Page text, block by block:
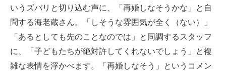
モノづくり技術者専門サイト
エレクトロニクス専門サイト
電子設計の基本と応用
いうズバリと切り込む声に、「再婚しなそうかな」と自
問する海老蔵さん。「しそうな雰囲気が全く（ない）」
「あるとしても先のことなのでは」と同調するスタッフ
に、「子どもたちが絶対許してくれないでしょう」と複
雑な表情を浮かべます。「再婚しなそう」というコメン